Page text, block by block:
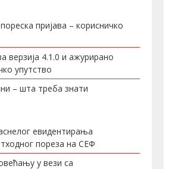
пријава – корисничко
верзија 4.1.0 и ажурирано
упутство
– шта треба знати
евидентирања
пореза на СЕФ
у вези са